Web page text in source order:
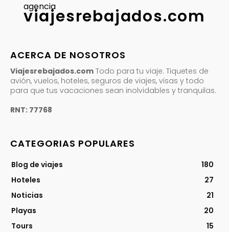
agencia
viajesrebajados.com
ACERCA DE NOSOTROS
Viajesrebajados.com Todo para tu viaje. Tiquetes de
avión, vuelos, hoteles, seguros de viajes, visas y todo
para que tus vacaciones sean inolvidables y tranquilas.
RNT: 77768
CATEGORIAS POPULARES
Blog de viajes
180
Hoteles
27
Noticias
21
Playas
20
Tours
15